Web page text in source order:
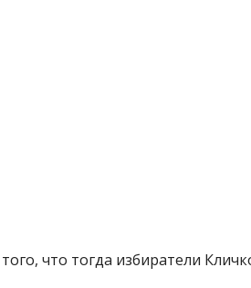
что тогда избиратели